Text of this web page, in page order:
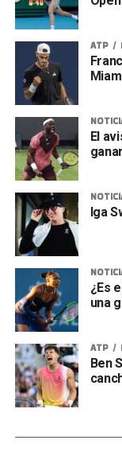
ATP
El
Iga
¿Es
una
ATP
Ben